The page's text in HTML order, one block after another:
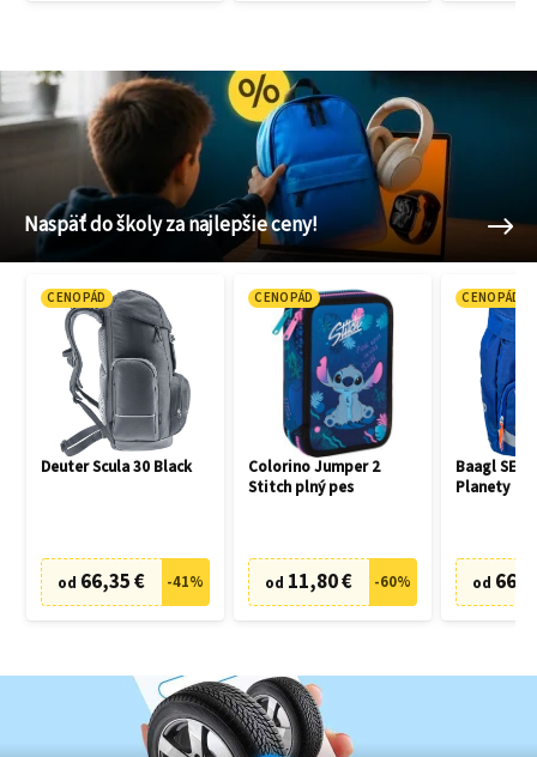
Naspäť do školy za najlepšie ceny!
CENOPÁD
Deuter Scula 30 Black
od 66,35 € -41%
CENOPÁD
Colorino Jumper 2
Stitch plný pes
od 11,80 € -60%
CENOPÁD
Baagl SET
Planety
od